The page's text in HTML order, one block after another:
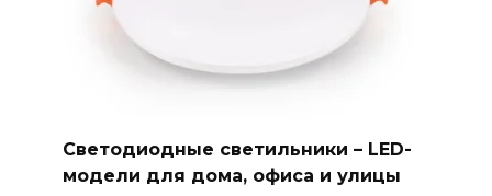
Светодиодные светильники – LED-
модели для дома, офиса и улицы